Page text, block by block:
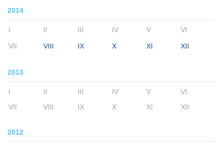
2014
I II III IV V VI
VII VIII IX X XI XII
2013
I II III IV V
VI
VII
VIII IX X XI XII
2012